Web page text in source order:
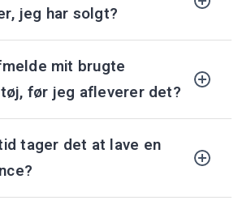
jeg har solgt?
mit brugte
før jeg afleverer det?
tager det at lave en